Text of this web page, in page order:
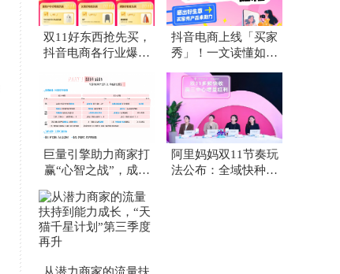
双11好东西抢先买，
抖音电商各行业爆款
抖音电商上线「买家
秀」！一文读懂如何
意
巨量引擎助力商家打
赢“心智之战”，成为
阿里妈妈双11节奏玩
法公布：全域快种快